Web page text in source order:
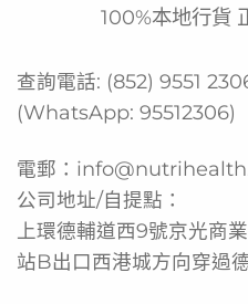
100%本地行貨
查詢電話: (852) 9551
(WhatsApp: 95512306)
電郵：
公司地址/自提點：
上環德輔道西9號京光商
站B出口西港城方向穿過